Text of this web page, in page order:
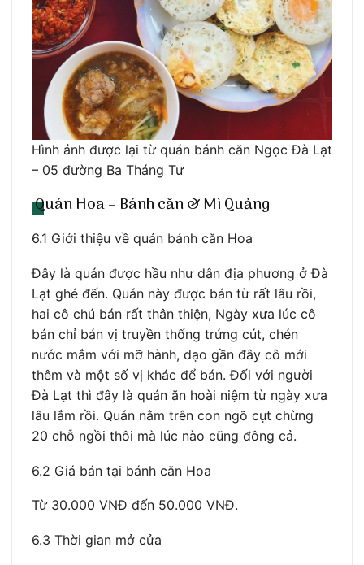
Hình ảnh được lại từ quán bánh căn Ngọc Đà Lạt
– 05 đường Ba Tháng Tư
Quán Hoa – Bánh căn & Mì Quảng
6.1 Giới thiệu về quán bánh căn Hoa
Đây là quán được hầu như dân địa phương ở Đà
Lạt ghé đến. Quán này được bán từ rất lâu rồi,
hai cô chú bán rất thân thiện, Ngày xưa lúc cô
bán chỉ bán vị truyền thống trứng cút, chén
nước mắm với mỡ hành, dạo gần đây cô mới
thêm và một số vị khác để bán. Đối với người
Đà Lạt thì đây là quán ăn hoài niệm từ ngày xưa
lâu lắm rồi. Quán nằm trên con ngõ cụt chừng
20 chỗ ngồi thôi mà lúc nào cũng đông cả.
6.2 Giá bán tại bánh căn Hoa
Từ 30.000 VNĐ đến 50.000 VNĐ.
6.3 Thời gian mở cửa